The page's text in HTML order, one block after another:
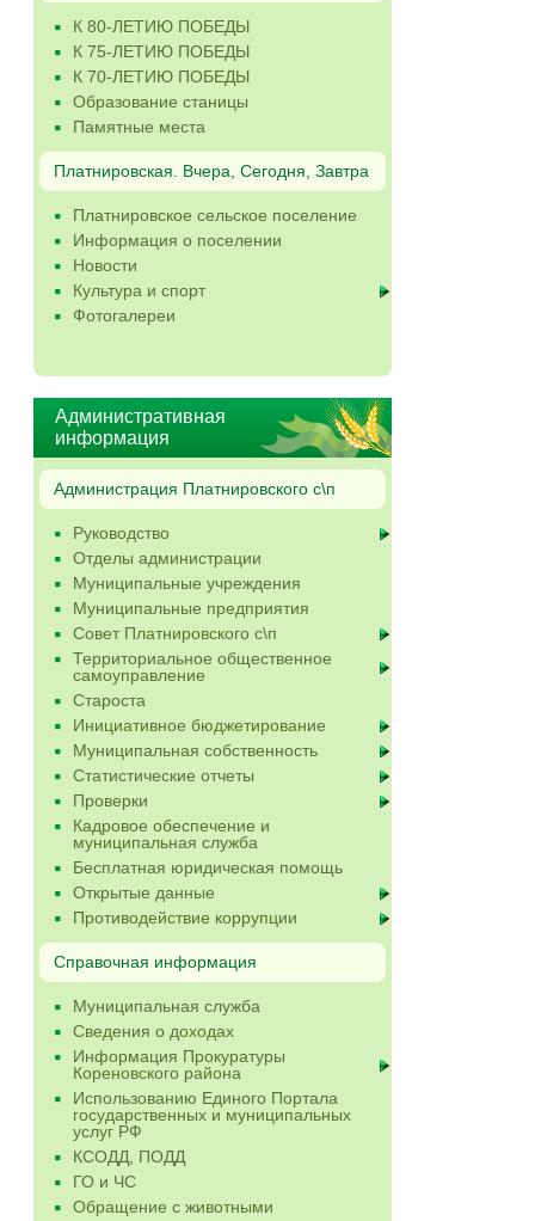
К 80-ЛЕТИЮ ПОБЕДЫ
К 75-ЛЕТИЮ ПОБЕДЫ
К 70-ЛЕТИЮ ПОБЕДЫ
Образование станицы
Памятные места
Платнировская. Вчера, Сегодня, Завтра
Платнировское сельское поселение
Информация о поселении
Новости
Культура и спорт
Фотогалереи
Административная
информация
Администрация Платнировского с\п
Руководство
Отделы администрации
Муниципальные учреждения
Муниципальные предприятия
Совет Платнировского с\п
Территориальное общественное
самоуправление
Староста
Инициативное бюджетирование
Муниципальная собственность
Статистические отчеты
Проверки
Кадровое обеспечение и
муниципальная служба
Бесплатная юридическая помощь
Открытые данные
Противодействие коррупции
Справочная информация
Муниципальная служба
Сведения о доходах
Информация Прокуратуры
Кореновского района
Использованию Единого Портала
государственных и муниципальных
услуг РФ
КСОДД, ПОДД
ГО и ЧС
Обращение с животными